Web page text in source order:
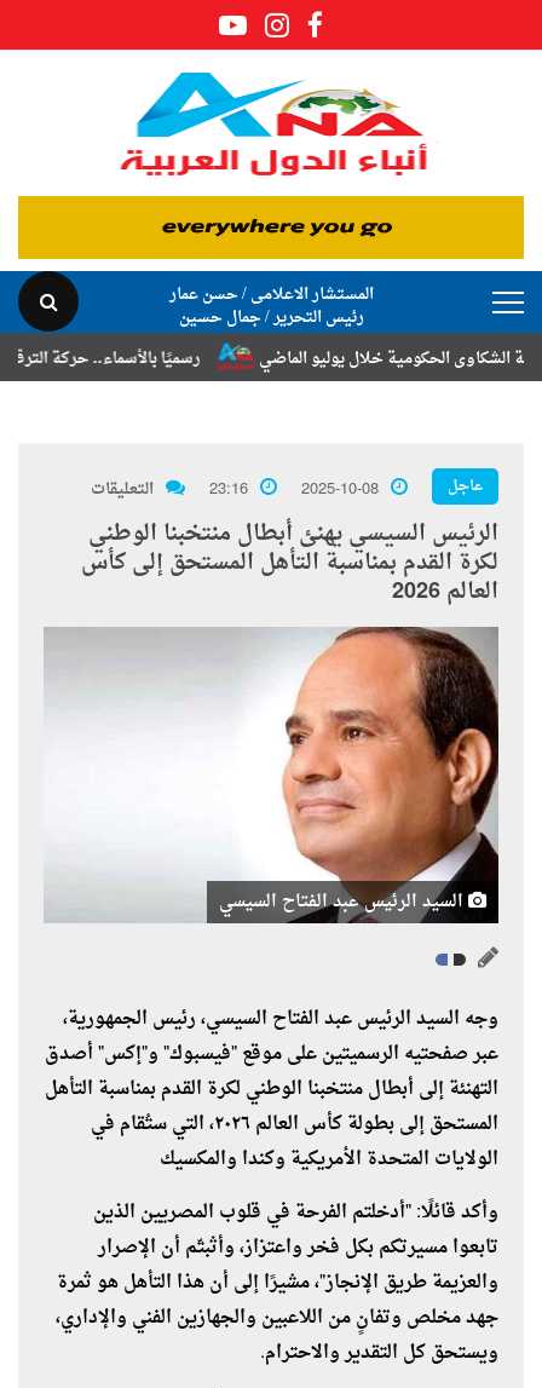
المستشار الاعلامى / حسن عمار
رئيس التحرير / جمال حسين
رسميًا بالأسماء.. حركة الترقيات
الحكومية خلال يوليو الماضي
عاجل 2025-10-08
23:16 التعليقات
الرئيس السيسي يهنئ أبطال منتخبنا الوطني
لكرة القدم بمناسبة التأهل المستحق إلى كأس
العالم 2026
السيد الرئيس عبد الفتاح السيسي
وجه السيد الرئيس عبد الفتاح السيسي، رئيس الجمهورية،
عبر صفحتيه الرسميتين على موقع "فيسبوك" و"إكس" أصدق
التهنئة إلى أبطال منتخبنا الوطني لكرة القدم بمناسبة التأهل
المستحق إلى بطولة كأس العالم ٢٠٢٦، التي ستُقام في
الولايات المتحدة الأمريكية وكندا والمكسيك
وأكد قائلًا: "أدخلتم الفرحة في قلوب المصريين الذين
تابعوا مسيرتكم بكل فخر واعتزاز، وأثبتّم أن الإصرار
والعزيمة طريق الإنجاز"، مشيرًا إلى أن هذا التأهل هو ثمرة
جهد مخلص وتفانٍ من اللاعبين والجهازين الفني والإداري،
ويستحق كل التقدير والاحترام.